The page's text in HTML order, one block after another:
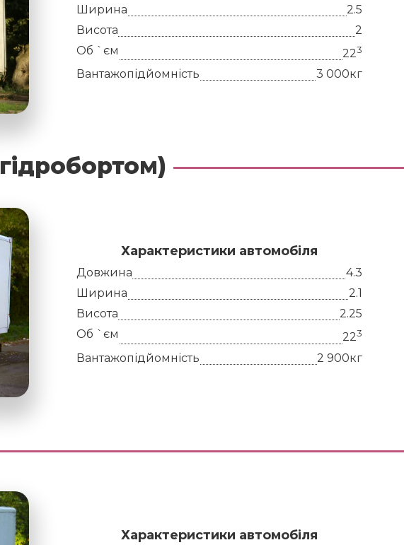
Ширина
2.5
Висота
2
Об `єм
223
Вантажопідйомність 3 000кг
Характеристики автомобіля
Довжина
4.3
Ширина
2.1
Висота
2.25
Об `єм
223
Вантажопідйомність 2 900кг
Характеристики автомобіля